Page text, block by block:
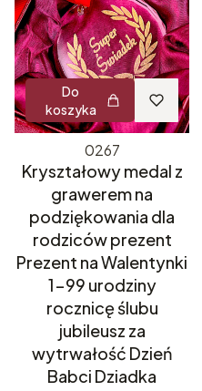
Do
koszyka
0267
Kryształowy medal z
grawerem na
podziękowania dla
rodziców prezent
Prezent na Walentynki
1-99 urodziny
rocznicę ślubu
jubileusz za
wytrwałość Dzień
Babci Dziadka